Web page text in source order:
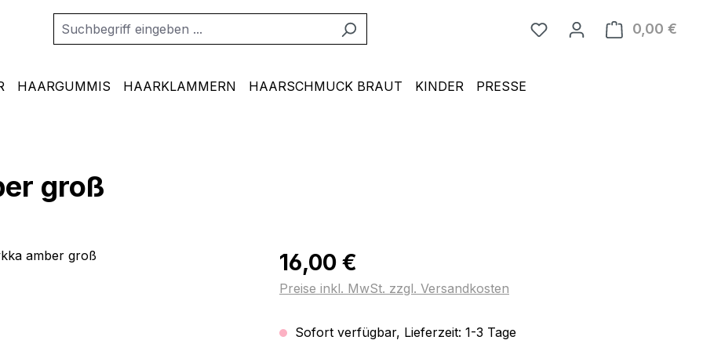
0,00 €
HAARGUMMIS HAARKLAMMERN HAARSCHMUCK BRAUT KINDER PRESSE
groß
Regulärer Preis:
16,00 €
Preise inkl. MwSt. zzgl. Versandkosten
Sofort verfügbar, Lieferzeit: 1-3 Tage